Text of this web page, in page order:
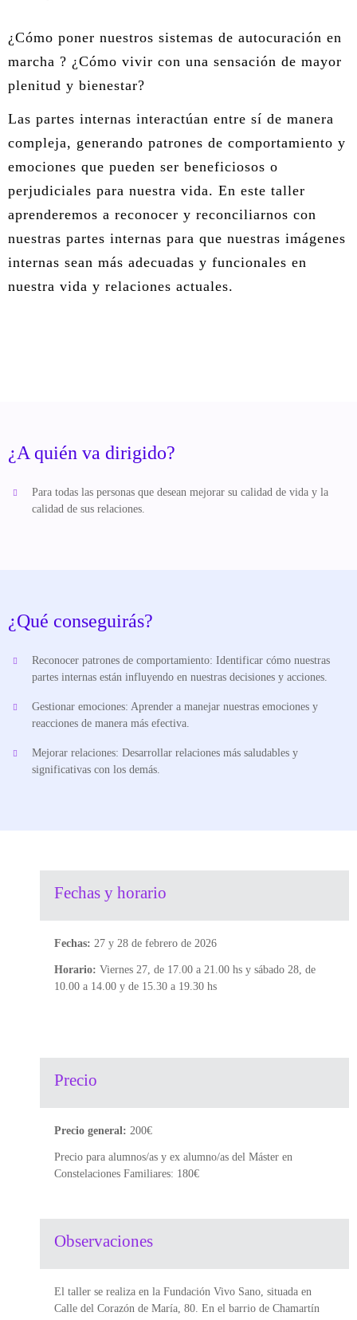
ÁREA DE TRAUMA
ÁREA DE CORPORAL
ÁREA DE PEDAGOGÍA SISTÉMICA
ÁREA DE INTERVENCIÓN ESTRATÉGICA
ÁREA ONLINE
¿Cómo poner nuestros sistemas de autocuración en
marcha ? ¿Cómo vivir con una sensación de mayor
plenitud y bienestar?
Las partes internas interactúan entre sí de manera
compleja, generando patrones de comportamiento y
emociones que pueden ser beneficiosos o
perjudiciales para nuestra vida. En este taller
aprenderemos a reconocer y reconciliarnos con
nuestras partes internas para que nuestras imágenes
internas sean más adecuadas y funcionales en
nuestra vida y relaciones actuales.
¿A quién va dirigido?
Para todas las personas que desean mejorar su calidad de vida y la
calidad de sus relaciones.
¿Qué conseguirás?
Reconocer patrones de comportamiento: Identificar cómo nuestras
partes internas están influyendo en nuestras decisiones y acciones.
Gestionar emociones: Aprender a manejar nuestras emociones y
reacciones de manera más efectiva.
Mejorar relaciones: Desarrollar relaciones más saludables y
significativas con los demás.
Fechas y horario
Fechas: 27 y 28 de febrero de 2026
Horario: Viernes 27, de 17.00 a 21.00 hs y sábado 28, de
10.00 a 14.00 y de 15.30 a 19.30 hs
Precio
Precio general: 200€
Precio para alumnos/as y ex alumno/as del Máster en
Constelaciones Familiares: 180€
Observaciones
El taller se realiza en la Fundación Vivo Sano, situada en
Calle del Corazón de María, 80. En el barrio de Chamartín